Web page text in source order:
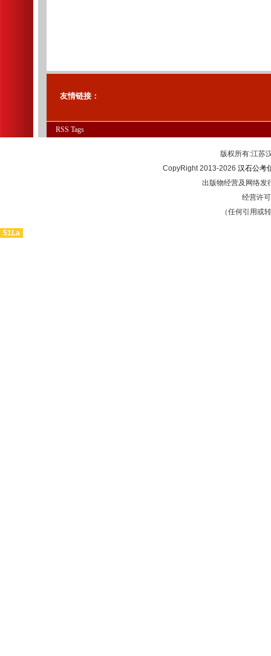
友情链接：
RSS Tags
版权所有:江
CopyRight 2013-2026 汉石公考
出版物经营及网络发
经营许
（任何引用或
51La